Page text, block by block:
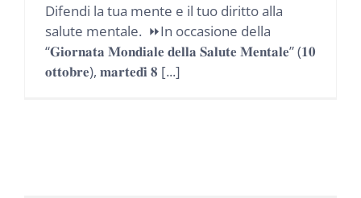
Difendi la tua mente e il tuo diritto alla
salute mentale. ⏩In occasione della
“𝐆𝐢𝐨𝐫𝐧𝐚𝐭𝐚 𝐌𝐨𝐧𝐝𝐢𝐚𝐥𝐞 𝐝𝐞𝐥𝐥𝐚 𝐒𝐚𝐥𝐮𝐭𝐞 𝐌𝐞𝐧𝐭𝐚𝐥𝐞” (𝟏𝟎
𝐨𝐭𝐭𝐨𝐛𝐫𝐞), 𝐦𝐚𝐫𝐭𝐞𝐝𝐢̀ 𝟖 [...]